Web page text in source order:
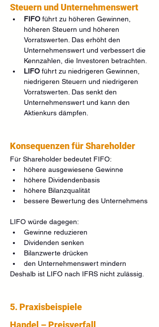
Steuern und Unternehmenswert
FIFO führt zu höheren Gewinnen,
höheren Steuern und höheren
Vorratswerten. Das erhöht den
Unternehmenswert und verbessert die
Kennzahlen, die Investoren betrachten.
LIFO führt zu niedrigeren Gewinnen,
niedrigeren Steuern und niedrigeren
Vorratswerten. Das senkt den
Unternehmenswert und kann den
Aktienkurs dämpfen.
Konsequenzen für Shareholder
Für Shareholder bedeutet FIFO:
höhere ausgewiesene Gewinne
höhere Dividendenbasis
höhere Bilanzqualität
bessere Bewertung des Unternehmens
LIFO würde dagegen:
Gewinne reduzieren
Dividenden senken
Bilanzwerte drücken
den Unternehmenswert mindern
Deshalb ist LIFO nach IFRS nicht zulässig.
5. Praxisbeispiele
Handel – Preisverfall